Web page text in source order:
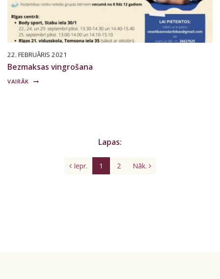
22. FEBRUĀRIS 2021
Bezmaksas vingrošana
VAIRĀK
Lapas:
Iepr. 1 2 Nāk.